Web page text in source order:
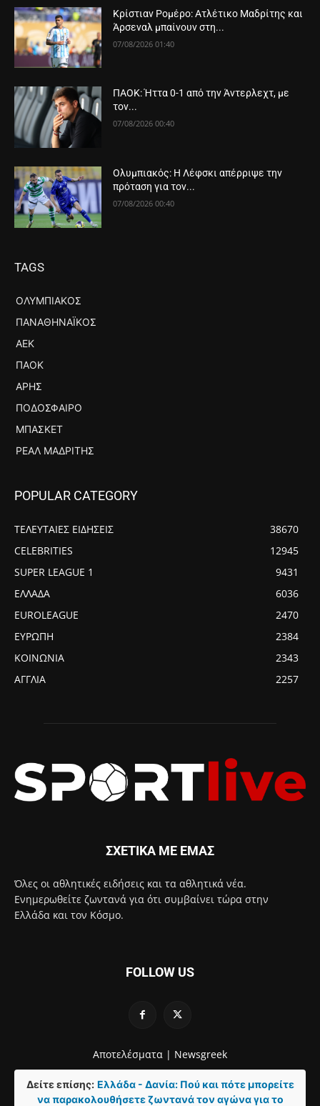
Κρίστιαν Ρομέρο: Ατλέτικο Μαδρίτης και
Άρσεναλ μπαίνουν στη...
07/08/2026 01:40
ΠΑΟΚ: Ήττα 0-1 από την Άντερλεχτ, με
τον...
07/08/2026 00:40
Ολυμπιακός: Η Λέφσκι απέρριψε την
πρόταση για τον...
07/08/2026 00:40
TAGS
ΟΛΥΜΠΙΑΚΌΣ
ΠΑΝΑΘΗΝΑΪΚΌΣ
ΑΕΚ
ΠΑΟΚ
ΆΡΗΣ
ΠΟΔΌΣΦΑΙΡΟ
ΜΠΆΣΚΕΤ
ΡΕΆΛ ΜΑΔΡΊΤΗΣ
POPULAR CATEGORY
ΤΕΛΕΥΤΑΙΕΣ ΕΙΔΗΣΕΙΣ
38670
CELEBRITIES
12945
SUPER LEAGUE 1
9431
ΕΛΛΑΔΑ
6036
EUROLEAGUE
2470
ΕΥΡΩΠΗ
2384
ΚΟΙΝΩΝΙΑ
2343
ΑΓΓΛΙΑ
2257
ΣΧΕΤΙΚΑ ΜΕ ΕΜΑΣ
Όλες οι αθλητικές ειδήσεις και τα αθλητικά νέα.
Ενημερωθείτε ζωντανά για ότι συμβαίνει τώρα στην
Ελλάδα και τον Κόσμο.
FOLLOW US
Αποτελέσματα | Newsgreek
Δείτε επίσης: Ελλάδα - Δανία: Πού και πότε μπορείτε
να παρακολουθήσετε ζωντανά τον αγώνα για το